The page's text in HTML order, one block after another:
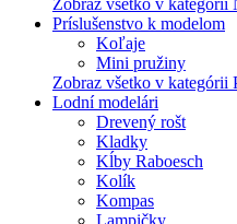
Zobraz všetko v kategórii
Príslušenstvo k modelom
Koľaje
Mini pružiny
Zobraz všetko v kategórii
Lodní modelári
Drevený rošt
Kladky
Kĺby Raboesch
Kolík
Kompas
Lampičky